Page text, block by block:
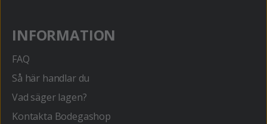
INFORMATION
FAQ
Så här handlar du
Vad säger lagen?
Kontakta Bodegashop